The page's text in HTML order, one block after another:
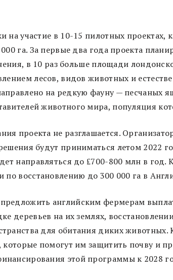
на участие в 10-15 пилотных проектах,
га. За первые два года проекта
в 10 раз больше площади
лесов, видов животных и
на редкую фауну — песчаных
животного мира, популяция
проекта не разглашается.
будут приниматься летом 2022
направляться до ₤700-800 млн в год.
по восстановлению до 300 000 га в
английским фермерам
деревьев на их землях,
для обитания диких
которые помогут им защитить почву и
этой программы к 2028